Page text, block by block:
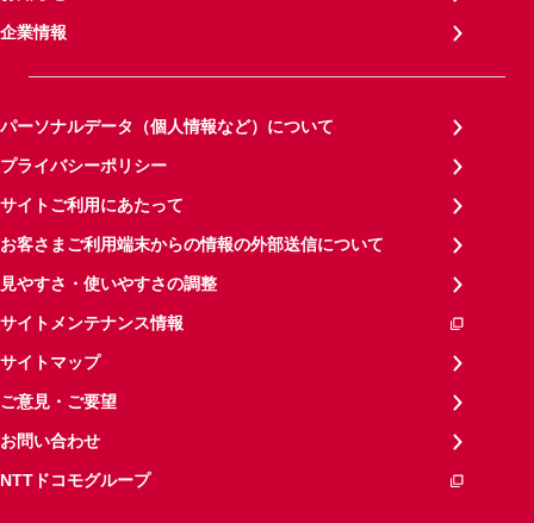
企業情報
パーソナルデータ（個人情報など）について
プライバシーポリシー
サイトご利用にあたって
お客さまご利用端末からの情報の外部送信について
見やすさ・使いやすさの調整
サイトメンテナンス情報
サイトマップ
ご意見・ご要望
お問い合わせ
NTTドコモグループ